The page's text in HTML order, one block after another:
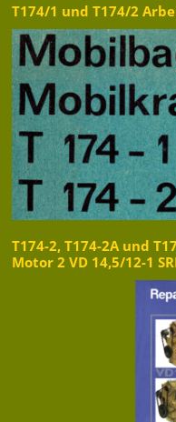
T174/1 und T174/2
T174-2, T174-2A und
Motor 2 VD 14,5/12-1